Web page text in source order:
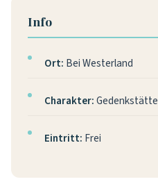
Info
Ort: Bei Westerland
Charakter:Gedenkstätte
Eintritt: Frei